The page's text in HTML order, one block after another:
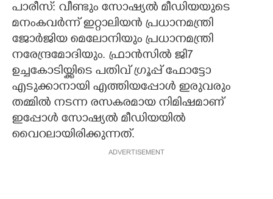
LITERATURE
ZOOM
CONTACT US
പാരീസ്: വീണ്ടും സോഷ്യൽ മീഡിയയുടെ
മനംകവര്‍ന്ന് ഇറ്റാലിയന്‍ പ്രധാനമന്ത്രി
ജോര്‍ജിയ മെലോനിയും പ്രധാനമന്ത്രി
നരേന്ദ്രമോദിയും. ഫ്രാന്‍സില്‍ ജി7
ഉച്ചകോടിയ്ക്കിടെ പതിവ് ഗ്രൂപ്പ് ഫോട്ടോ
എടുക്കാനായി എത്തിയപ്പോൾ ഇരുവരും
തമ്മിൽ നടന്ന രസകരമായ നിമിഷമാണ്
ഇപ്പോൾ സോഷ്യൽ മീഡിയയിൽ
വൈറലായിരിക്കുന്നത്.
ADVERTISEMENT